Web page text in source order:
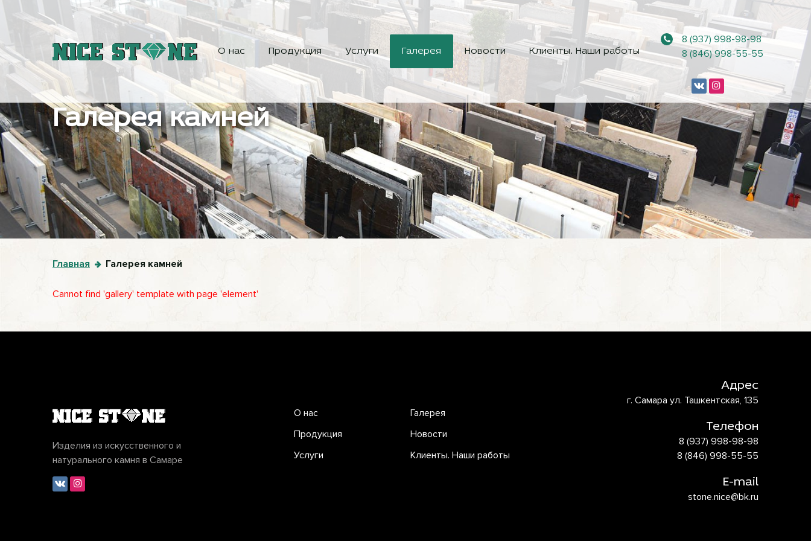
О нас Продукция Услуги Галерея Новости Клиенты. Наши работы
8 (937) 998-98-98
8 (846) 998-55-55
Галерея камней
Главная Галерея камней
Cannot find 'gallery' template with page 'element'
Изделия из искусственного и
натурального камня в Самаре
О нас
Продукция
Услуги
Галерея
Новости
Клиенты. Наши работы
Адрес
г. Самара ул. Ташкентская, 135
Телефон
8 (937) 998-98-98
8 (846) 998-55-55
E-mail
stone.nice@bk.ru